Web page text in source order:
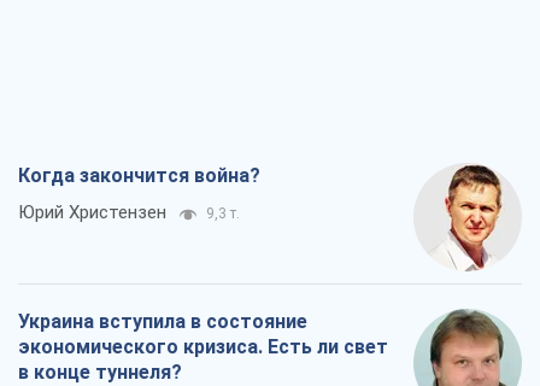
Когда закончится война?
Юрий Христензен 9,3 т.
Украина вступила в состояние
экономического кризиса. Есть ли свет
в конце туннеля?